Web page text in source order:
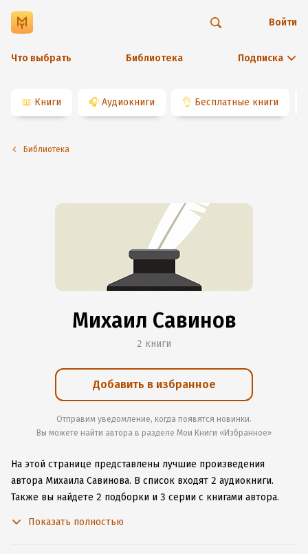
Что выбрать Библиотека Подписка
Войти
📖 Книги 🎧 Аудиокниги 👌 Бесплатные книги
Библиотека
Михаил Савинов
2 книги
Добавить в избранное
Отправим уведомление, когда появятся новинки.
Вы можете найти автора в разделе Мои Книги «Избранное»
На этой странице представлены лучшие произведения
автора Михаила Савинова. В список входят 2 аудиокниги.
Также вы найдете 2 подборки и 3 серии с книгами автора.
Показать полностью